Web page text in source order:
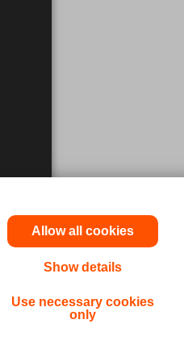
Allow all cookies
Show details
Use necessary cookies
only
og